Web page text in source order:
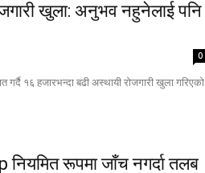
खुला: अनुभव नहुनेलाई पनि
0
१६ हजारभन्दा बढी अस्थायी रोजगारी खुला गरिएको
रूपमा जाँच नगर्दा तलब